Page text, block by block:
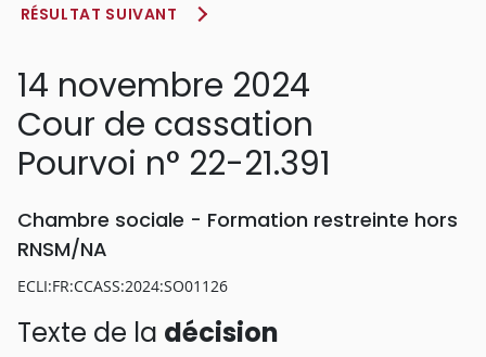
RÉSULTAT SUIVANT
14 novembre 2024
Cour de cassation
Pourvoi n° 22-21.391
Chambre sociale - Formation restreinte hors
RNSM/NA
ECLI:FR:CCASS:2024:SO01126
Texte de la décision